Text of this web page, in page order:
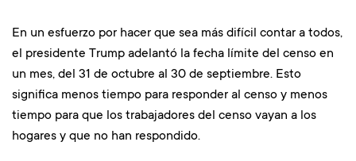
En un esfuerzo por hacer que sea más difícil contar a todos,
el presidente Trump adelantó la fecha límite del censo en
un mes, del 31 de octubre al 30 de septiembre. Esto
significa menos tiempo para responder al censo y menos
tiempo para que los trabajadores del censo vayan a los
hogares y que no han respondido.